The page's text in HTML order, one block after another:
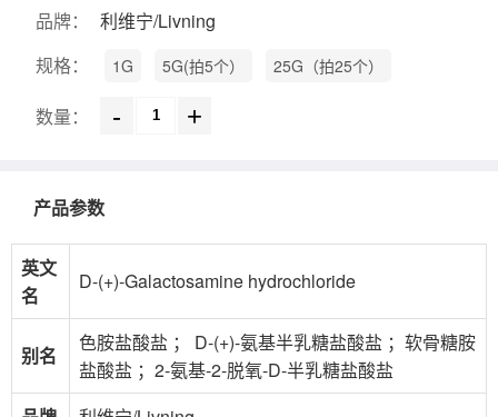
品牌：
利维宁/Livning
规格：
1G 5G(拍5个） 25G（拍25个）
数量： - +
产品参数
英文
名
D-(+)-Galactosamine hydrochloride
别名
色胺盐酸盐 ； D-(+)-氨基半乳糖盐酸盐 ；软骨糖胺
盐酸盐 ；2-氨基-2-脱氧-D-半乳糖盐酸盐